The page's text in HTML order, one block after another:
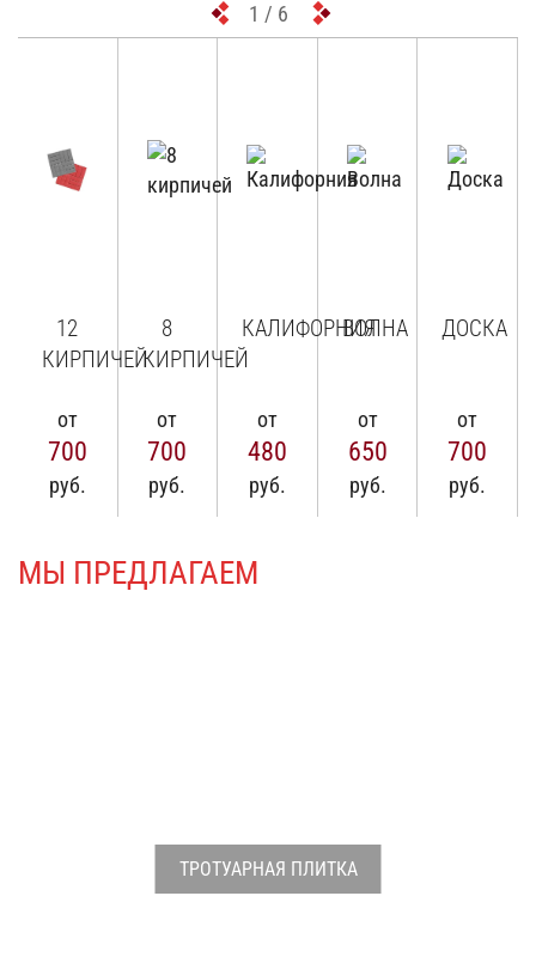
СТУПЕНИ, КРЫШКИ,
ФАСАДНАЯ ПЛИТКА
Скидка 10%на укладку под
1 / 6
12
КИРПИЧЕЙ
от
700
руб.
8
КИРПИЧЕЙ
от
700
руб.
КАЛИФОРНИЯ
от
480
руб.
ВОЛНА
от
650
руб.
ДОСКА
от
700
руб.
МЫ ПРЕДЛАГАЕМ
ТРОТУАРНАЯ ПЛИТКА